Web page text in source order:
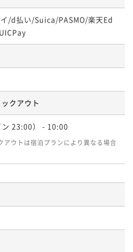
/d払い/Suica/PASMO/楽天Ed
クアウト
23:00） - 10:00
ウトは宿泊プランにより異なる場合